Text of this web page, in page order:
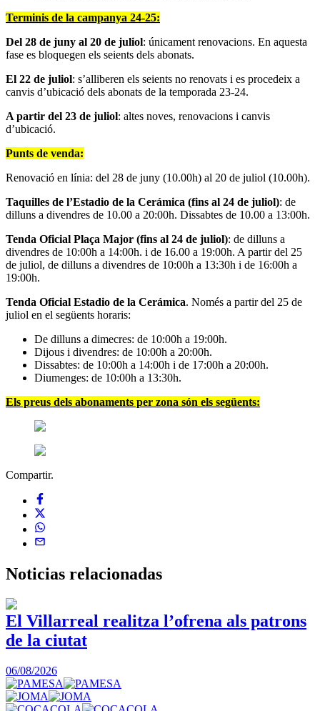
Terminis de la campanya 24-25:
Del 28 de juny al 20 de juliol: únicament renovacions. En aquesta
fase es bloquegen els seients dels abonats.
El 22 de juliol: s’alliberen els seients no renovats i es procedeix a
canvis d’ubicació dels abonats de la temporada 23-24.
A partir del 23 de juliol: altes noves, renovacions i canvis
d’ubicació.
Punts de venda:
Renovació en línia: del 28 de juny (10.00h) al 20 de juliol (10.00h).
Taquilles de l’Estadio de la Cerámica (fins al 24 de juliol): de
dilluns a divendres de 10.00 a 20:00h. Dissabtes de 10.00 a 13:00h.
Tenda Oficial Plaça Major (fins al 24 de juliol): de dilluns a
divendres de 10:00h a 14:00h. i de 16.00 a 19:00h. A partir del 25
de juliol, de dilluns a divendres de 10:00h a 13:30h i de 16:00h a
19:00h.
Tenda Oficial Estadio de la Cerámica. Només a partir del 25 de
juliol en el següents horaris:
De dilluns a dimecres: de 10:00h a 19:00h.
Dijous i divendres: de 10:00h a 20:00h.
Dissabtes: de 10:00h a 14:00h i de 17:00h a 20:00h.
Diumenges: de 10:00h a 13:30h.
Els preus dels abonaments per zona són els següents:
Compartir.
Noticias relacionadas
El Villarreal realitza l’ofrena als patrons
de la ciutat
06/08/2026